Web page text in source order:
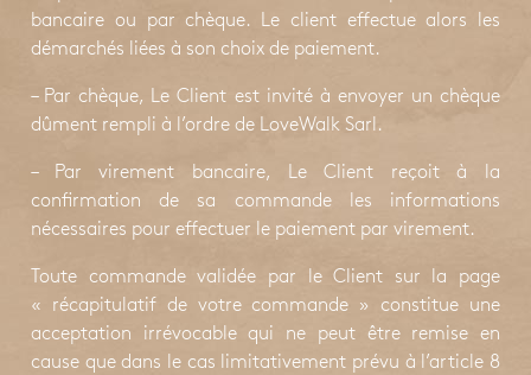
bancaire ou par chèque. Le client effectue alors les
démarchés liées à son choix de paiement.
– Par chèque, Le Client est invité à envoyer un chèque
dûment rempli à l’ordre de LoveWalk Sarl.
– Par virement bancaire, Le Client reçoit à la
confirmation de sa commande les informations
nécessaires pour effectuer le paiement par virement.
Toute commande validée par le Client sur la page
« récapitulatif de votre commande » constitue une
acceptation irrévocable qui ne peut être remise en
cause que dans le cas limitativement prévu à l’article 8